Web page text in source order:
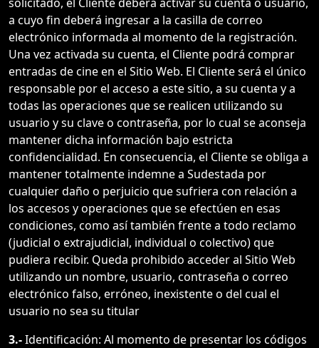
a cuyo fin deberá ingresar a la casilla de correo
electrónico informada al momento de la registración.
Una vez activada su cuenta, el Cliente podrá comprar
entradas de cine en el Sitio Web. El Cliente será el único
responsable por el acceso a este sitio, a su cuenta y a
todas las operaciones que se realicen utilizando su
usuario y su clave o contraseña, por lo cual se aconseja
mantener dicha información bajo estricta
confidencialidad. En consecuencia, el Cliente se obliga a
mantener totalmente indemne a Sudestada por
cualquier daño o perjuicio que sufriera con relación a
los accesos y operaciones que se efectúen en esas
condiciones, como así también frente a todo reclamo
(judicial o extrajudicial, individual o colectivo) que
pudiera recibir. Queda prohibido acceder al Sitio Web
utilizando un nombre, usuario, contraseña o correo
electrónico falso, erróneo, inexistente o del cual el
usuario no sea su titular
3.-Identificación: Al momento de presentar los códigos